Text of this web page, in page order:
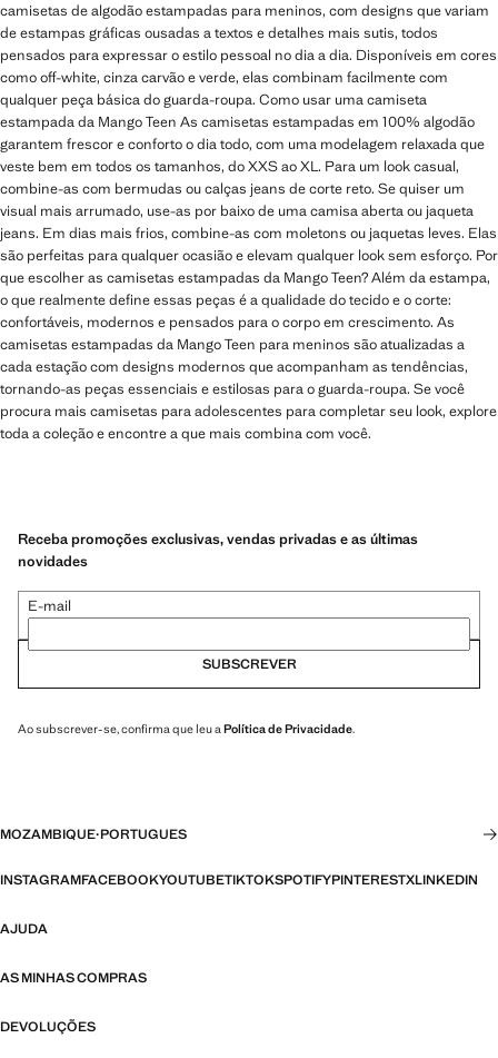
camisetas de algodão estampadas para meninos, com designs que variam
de estampas gráficas ousadas a textos e detalhes mais sutis, todos
pensados ​​para expressar o estilo pessoal no dia a dia. Disponíveis em cores
como off-white, cinza carvão e verde, elas combinam facilmente com
qualquer peça básica do guarda-roupa. Como usar uma camiseta
estampada da Mango Teen As camisetas estampadas em 100% algodão
garantem frescor e conforto o dia todo, com uma modelagem relaxada que
veste bem em todos os tamanhos, do XXS ao XL. Para um look casual,
combine-as com bermudas ou calças jeans de corte reto. Se quiser um
visual mais arrumado, use-as por baixo de uma camisa aberta ou jaqueta
jeans. Em dias mais frios, combine-as com moletons ou jaquetas leves. Elas
são perfeitas para qualquer ocasião e elevam qualquer look sem esforço. Por
que escolher as camisetas estampadas da Mango Teen? Além da estampa,
o que realmente define essas peças é a qualidade do tecido e o corte:
confortáveis, modernos e pensados ​​para o corpo em crescimento. As
camisetas estampadas da Mango Teen para meninos são atualizadas a
cada estação com designs modernos que acompanham as tendências,
tornando-as peças essenciais e estilosas para o guarda-roupa. Se você
procura mais camisetas para adolescentes para completar seu look, explore
toda a coleção e encontre a que mais combina com você.
Receba promoções exclusivas, vendas privadas e as últimas
novidades
E-mail
SUBSCREVER
Ao subscrever-se, confirma que leu aPolítica de Privacidade.
MOZAMBIQUE·PORTUGUES
INSTAGRAMFACEBOOKYOUTUBETIKTOKSPOTIFYPINTERESTXLINKEDIN
AJUDA
AS MINHAS COMPRAS
DEVOLUÇÕES